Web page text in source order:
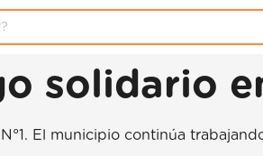
solidario
El municipio continúa